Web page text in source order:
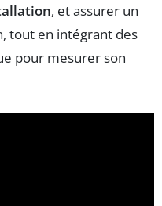
, et assurer un
tout en intégrant des
pour mesurer son